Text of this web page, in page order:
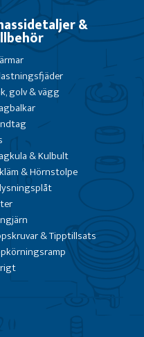
&
golv & vägg
& Kulbult
& Hörnstolpe
& Tipptillsats